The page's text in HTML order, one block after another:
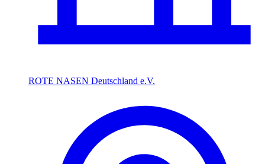
ROTE NASEN Deutschland e.V.